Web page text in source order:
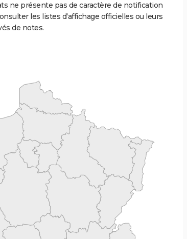
ne présente pas de caractère de notification
les listes d'affichage officielles ou leurs
de notes.